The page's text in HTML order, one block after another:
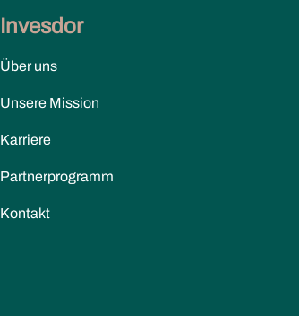
Invesdor
Über uns
Unsere Mission
Karriere
Partnerprogramm
Kontakt